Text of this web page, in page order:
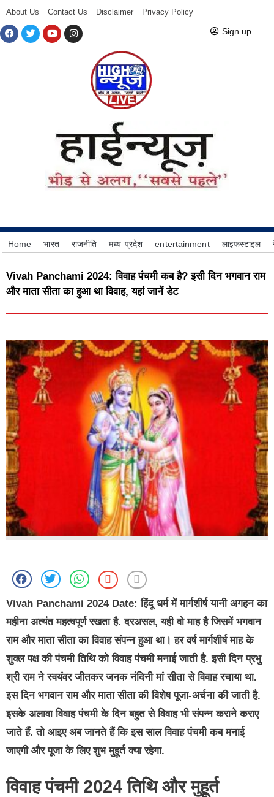
About Us Contact Us Disclaimer Privacy Policy
Sign up
Home भारत राजनीति मध्य प्रदेश entertainment लाइफस्टाइल
Vivah Panchami 2024: विवाह पंचमी कब है? इसी दिन भगवान राम
और माता सीता का हुआ था विवाह, यहां जानें डेट
Vivah Panchami 2024 Date: हिंदू धर्म में मार्गशीर्ष यानी अगहन का
महीना अत्यंत महत्वपूर्ण रखता है. दरअसल, यही वो माह है जिसमें भगवान
राम और माता सीता का विवाह संपन्न हुआ था। हर वर्ष मार्गशीर्ष माह के
शुक्ल पक्ष की पंचमी तिथि को विवाह पंचमी मनाई जाती है. इसी दिन प्रभु
श्री राम ने स्वयंवर जीतकर जनक नंदिनी मां सीता से विवाह रचाया था.
इस दिन भगवान राम और माता सीता की विशेष पूजा-अर्चना की जाती है.
इसके अलावा विवाह पंचमी के दिन बहुत से विवाह भी संपन्न कराने कराए
जाते हैं. तो आइए अब जानते हैं कि इस साल विवाह पंचमी कब मनाई
जाएगी और पूजा के लिए शुभ मुहूर्त क्या रहेगा.
विवाह पंचमी 2024 तिथि और मुहूर्त